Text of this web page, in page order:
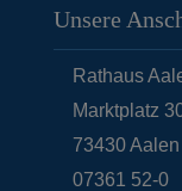
Unsere
Rathaus
Marktplatz
73430Aalen
07361 52-0